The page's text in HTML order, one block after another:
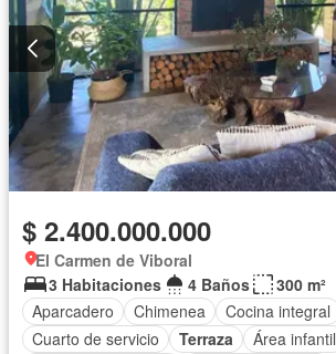
$ 2.400.000.000
El Carmen de Viboral
3 Habitaciones
4 Baños
300 m²
Aparcadero
Chimenea Cocina integral
Cuarto de servicio
Terraza Área infantil